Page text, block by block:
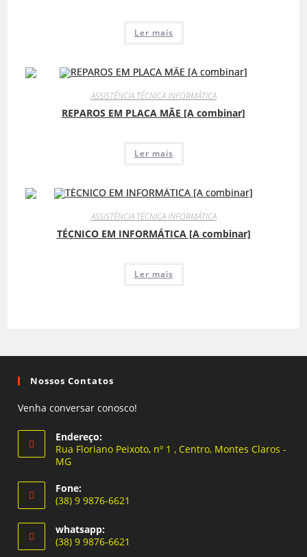
Ler mais
ASSISTÊNCIA TÉCNICA INFORMÁTICA
REPAROS EM PLACA MÃE [A combinar]
Ler mais
ASSISTÊNCIA TÉCNICA INFORMÁTICA
TÉCNICO EM INFORMÁTICA [A combinar]
Ler mais
Nossos Contatos
Venha conversar conosco!
Endereço:
Rua Floriano Peixoto, nº 1 , Centro, Montes Claros -
MG
Fone:
(38) 9 9876-6621
em
seu
whatsapp:
(38) 9 9876-6621